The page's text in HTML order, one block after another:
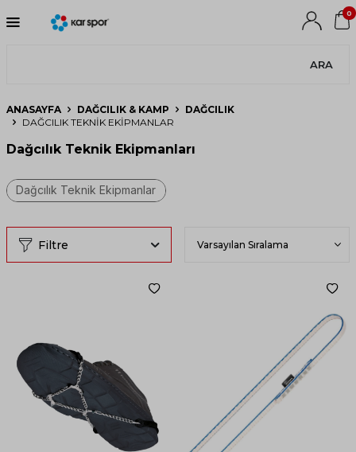
ARA
0
ANASAYFA DAĞCILIK & KAMP
DAĞCILIK
DAĞCILIK TEKNIK EKIPMANLAR
Dağcılık Teknik Ekipmanları
Filtre